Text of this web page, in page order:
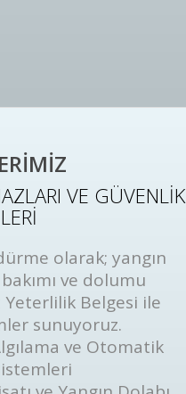
VE GÜVENLİK
olarak; yangın
ve dolumu
Yeterlilik Belgesi ile
sunuyoruz.
ve Otomatik